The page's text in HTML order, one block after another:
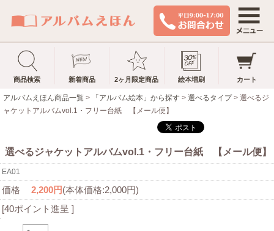
商品検索 新着商品 2ヶ月限定商品 絵本増刷 カート
アルバムえほん商品一覧 > 「アルバム絵本」から探す > 選べるタイプ> 選べるジ
ャケットアルバムvol.1・フリー台紙 【メール便】
選べるジャケットアルバムvol.1・フリー台紙 【メール便】
EA01
価格 2,200円(本体価格:2,000円)
[40ポイント進呈 ]